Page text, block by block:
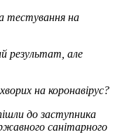
тестування на
результат, але
на коронавірус?
до заступника
санітарного